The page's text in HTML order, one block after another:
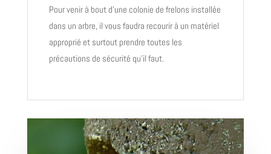
Pour venir à bout d’une colonie de frelons installée
dans un arbre, il vous faudra recourir à un matériel
approprié et surtout prendre toutes les
précautions de sécurité qu’il faut.